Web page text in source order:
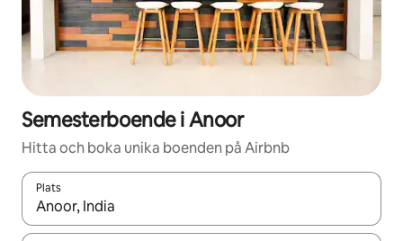
Semesterboende i Anoor
Hitta och boka unika boenden på Airbnb
Plats
När resultaten är tillgängliga kan du navigera med upp- och